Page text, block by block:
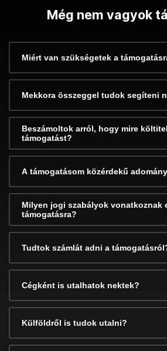
Még nem vagyok
Miért van szükségetek a
Mekkora összeggel tudok segíteni
Beszámoltok arról, hogy mire
támogatást?
A támogatásom közérdekű
Milyen jogi szabályok vonatkoznak
támogatásra?
Tudtok számlát adni a
Cégként is utalhatok nektek?
Külföldről is tudok utalni?